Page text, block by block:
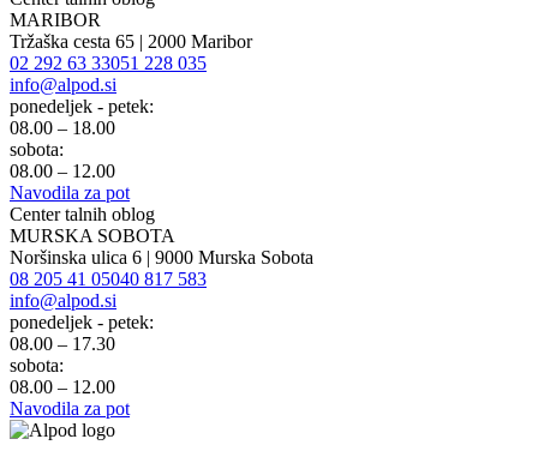
MARIBOR
Tržaška cesta 65 | 2000 Maribor
02 292 63 33051 228 035
info@alpod.si
ponedeljek - petek:
08.00 – 18.00
sobota:
08.00 – 12.00
Navodila za pot
Center talnih oblog
MURSKA SOBOTA
Noršinska ulica 6 | 9000 Murska Sobota
08 205 41 05040 817 583
info@alpod.si
ponedeljek - petek:
08.00 – 17.30
sobota:
08.00 – 12.00
Navodila za pot